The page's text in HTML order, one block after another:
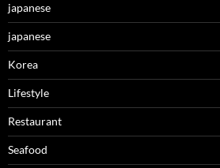
japanese
japanese
Korea
Lifestyle
Restaurant
Seafood